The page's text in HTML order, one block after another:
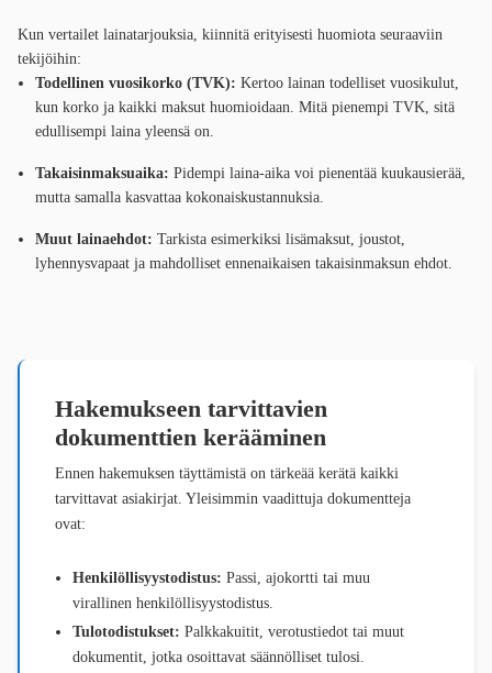
Kun vertailet lainatarjouksia, kiinnitä erityisesti huomiota seuraaviin
tekijöihin:
Todellinen vuosikorko (TVK): Kertoo lainan todelliset vuosikulut,
kun korko ja kaikki maksut huomioidaan. Mitä pienempi TVK, sitä
edullisempi laina yleensä on.
Takaisinmaksuaika: Pidempi laina-aika voi pienentää kuukausierää,
mutta samalla kasvattaa kokonaiskustannuksia.
Muut lainaehdot: Tarkista esimerkiksi lisämaksut, joustot,
lyhennysvapaat ja mahdolliset ennenaikaisen takaisinmaksun ehdot.
Hakemukseen tarvittavien
dokumenttien kerääminen
Ennen hakemuksen täyttämistä on tärkeää kerätä kaikki
tarvittavat asiakirjat. Yleisimmin vaadittuja dokumentteja
ovat:
Henkilöllisyystodistus: Passi, ajokortti tai muu
virallinen henkilöllisyystodistus.
Tulotodistukset: Palkkakuitit, verotustiedot tai muut
dokumentit, jotka osoittavat säännölliset tulosi.